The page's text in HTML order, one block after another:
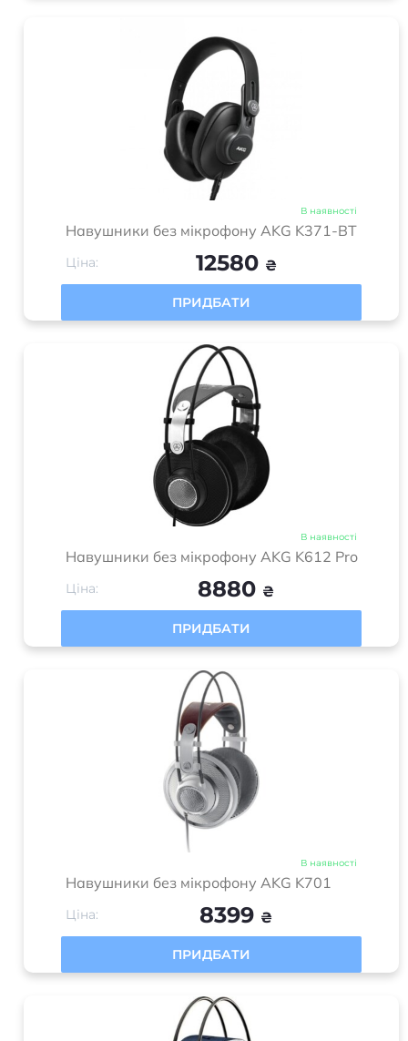
В наявності
Навушники без мікрофону AKG K371-BT
Ціна: 12580 ₴
ПРИДБАТИ
В наявності
Навушники без мікрофону AKG K612 Pro
Ціна: 8880 ₴
ПРИДБАТИ
В наявності
Навушники без мікрофону AKG K701
Ціна: 8399 ₴
ПРИДБАТИ